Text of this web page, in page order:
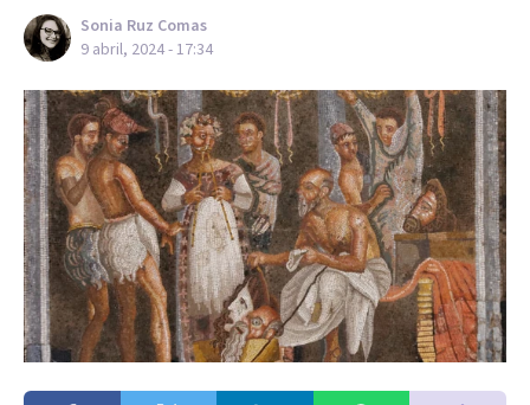
Sonia Ruz Comas
9 abril, 2024 - 17:34